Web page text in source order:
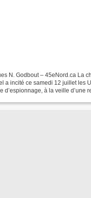
N. Godbout – 45eNord.ca La
a incité ce samedi 12 juillet les
d’espionnage, à la veille d’une